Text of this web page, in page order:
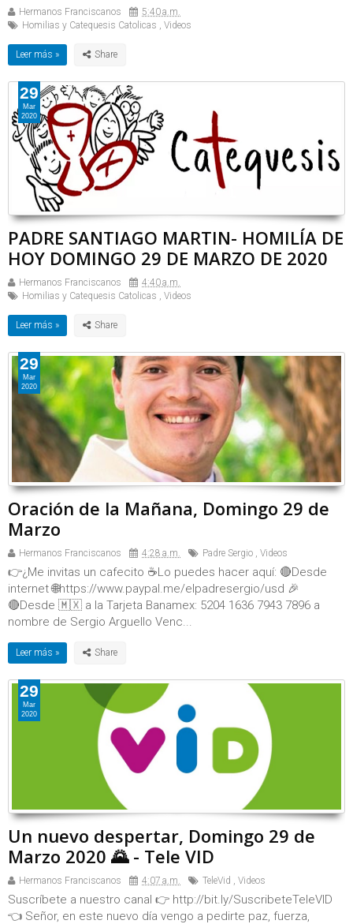
Hermanos Franciscanos
5:40 a.m.
Homilias y Catequesis Catolicas , Videos
Leer más »
PADRE SANTIAGO MARTIN- HOMILÍA DE
HOY DOMINGO 29 DE MARZO DE 2020
Hermanos Franciscanos
4:40 a.m.
Homilias y Catequesis Catolicas , Videos
Leer más »
29
Mar
2020
Oración de la Mañana, Domingo 29 de
Marzo
Hermanos Franciscanos 4:28 a.m. Padre Sergio , Videos
👉¿Me invitas un cafecito ☕Lo puedes hacer aquí: 🔴Desde
internet 🌐https://www.paypal.me/elpadresergio/usd 🎉
🔴Desde 🇲🇽 a la Tarjeta Banamex: 5204 1636 7943 7896 a
nombre de Sergio Arguello Venc...
Leer más »
29
Mar
2020
Un nuevo despertar, Domingo 29 de
Marzo 2020 🌄 - Tele VID
Hermanos Franciscanos 4:07 a.m. TeleVid , Videos
Suscríbete a nuestro canal 👉 http://bit.ly/SuscribeteTeleVID
👈 Señor, en este nuevo día vengo a pedirte paz, fuerza,
29
Mar
2020